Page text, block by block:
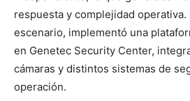
respuesta y complejidad
escenario, implementó una
en Genetec Security Center,
cámaras y distintos sistemas de
operación.